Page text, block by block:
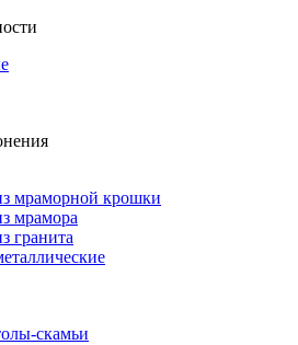
мраморной крошки
мрамора
гранита
скамьи